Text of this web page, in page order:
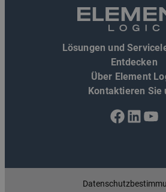
Lösungen und
Entdecken
Über Element
Kontaktieren Sie
Facebook